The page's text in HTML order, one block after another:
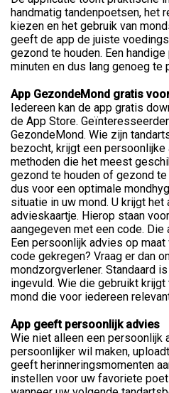
handmatig tandenpoetsen, het
kiezen en het gebruik van
geeft de app de juiste
gezond te houden. Een
minuten en dus lang genoeg te
App GezondeMond gratis
Iedereen kan de app gratis
de App Store.
GezondeMond. Wie zijn
bezocht, krijgt een
methoden die het meest
gezond te houden of gezond
dus voor een optimale
situatie in uw mond. U krijgt
advieskaartje. Hierop staan
aangegeven met een code.
Een persoonlijk advies op
code gekregen? Vraag er dan
mondzorgverlener. Standaard
ingevuld. Wie die gebruikt
mond die voor iedereen
App geeft persoonlijk advies
Wie niet alleen een persoonlijk
persoonlijker wil maken,
geeft herinneringsmomenten
instellen voor uw favoriete